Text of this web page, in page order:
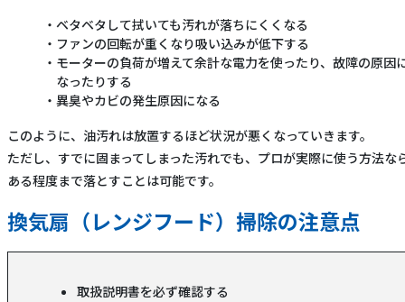
ベタベタして拭いても汚れが落ちにくくなる
ファンの回転が重くなり吸い込みが低下する
モーターの負荷が増えて余計な電力を使ったり、故障の原因
なったりする
異臭やカビの発生原因になる
このように、油汚れは放置するほど状況が悪くなっていきます。
ただし、すでに固まってしまった汚れでも、プロが実際に使う方法な
ある程度まで落とすことは可能です。
換気扇（レンジフード）掃除の注意点
取扱説明書を必ず確認する